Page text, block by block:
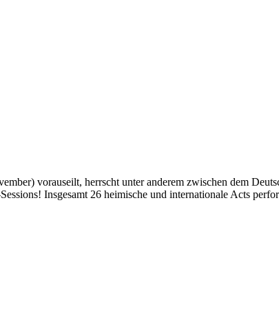
vorauseilt, herrscht unter anderem zwischen dem
Insgesamt 26 heimische und internationale Acts